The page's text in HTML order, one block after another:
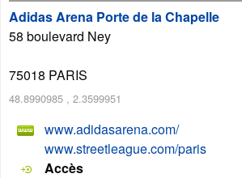
Adidas Arena Porte de la Chapelle
58 boulevard Ney
75018 PARIS
48.8990985 , 2.3599951
www.adidasarena.com/
www.streetleague.com/paris
Accès